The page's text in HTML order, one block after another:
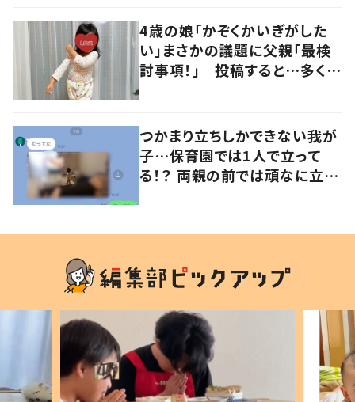
4歳の娘「かぞくかいぎがした
い」まさかの議題に父親「最検
討事項！」 投稿すると…多くの
つかまり立ちしかできない我が
子…保育園では1人で立って
る！？ 両親の前では頑なに立た